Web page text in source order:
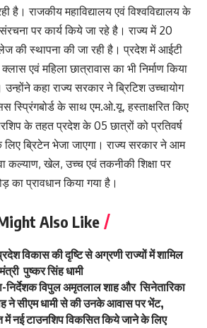
है। राजकीय महाविद्यालय एवं विश्वविद्यालय के
पर कार्य किये जा रहे है। राज्य में 20
की स्थापना की जा रही है। प्रदेश में आईटी
एवं महिला छात्रावास का भी निर्माण किया
उन्होंने कहा राज्य सरकार ने ब्रिटिश उच्चायोग
स्प्रिंगबोर्ड के साथ एम.ओ.यू. हस्ताक्षरित किए
के तहत प्रदेश के 05 छात्रों को प्रतिवर्ष
ब्रिटेन भेजा जाएगा। राज्य सरकार ने आम
कल्याण, खेल, उच्च एवं तकनीकी शिक्षा पर
का प्रावधान किया गया है।
Also Like
विकास की दृष्टि से अग्रणी राज्यों में शामिल
पुष्कर सिंह धामी
निर्देशक विपुल अमृतलाल शाह और सिनेतारिका
ने सीएम धामी से की उनके आवास पर भेंट,
में नई टाउनशिप विकसित किये जाने के लिए